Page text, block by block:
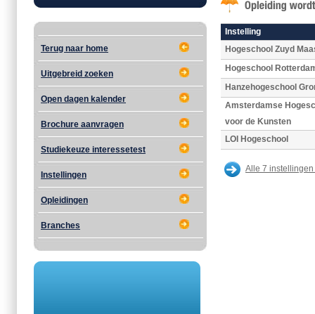
Terug naar home
Uitgebreid zoeken
Open dagen kalender
Brochure aanvragen
Studiekeuze interessetest
Instellingen
Opleidingen
Branches
Instelling
Hogeschool Zuyd
Hogeschool
Hanzehogeschool
Amsterdamse
voor de Kunsten
LOI Hogeschool
Alle 7